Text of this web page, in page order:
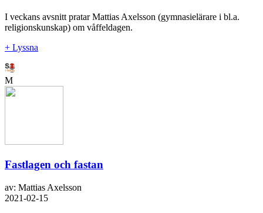
I veckans avsnitt pratar Mattias Axelsson (gymnasielärare i bl.a.
religionskunskap) om våffeldagen.
+ Lyssna
M
Fastlagen och fastan
av: Mattias Axelsson
2021-02-15